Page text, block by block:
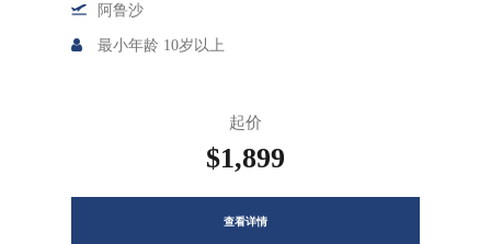
阿鲁沙
最小年龄 10岁以上
起价
$1,899
查看详情